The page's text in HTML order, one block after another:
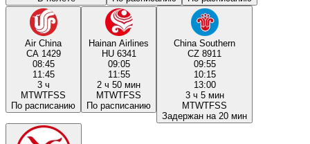
Air China
CA 1429
08:45
11:45
3 ч
MTWTFSS
По расписанию
Hainan Airlines
HU 6341
09:05
11:55
2 ч 50 мин
MTWTFSS
По расписанию
China Southern
CZ 8911
09:55
10:15
13:00
3 ч 5 мин
MTWTFSS
Задержан на 20 мин